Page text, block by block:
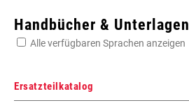
Handbücher & Unterlagen
Alle verfügbaren Sprachen anzeigen
Ersatzteilkatalog